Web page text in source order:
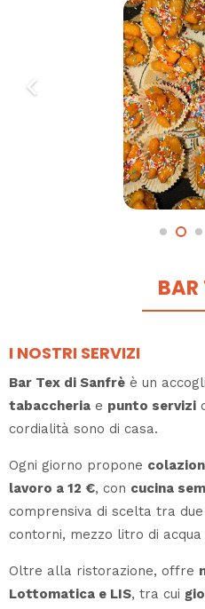
BAR
I NOSTRI SERVIZI
Bar Tex di Sanfrè è un
tabaccheria e punto servizi
cordialità sono di casa.
Ogni giorno propone
lavoro a 12 €, con cucina
comprensiva di scelta tra
contorni, mezzo litro di
Oltre alla ristorazione, offre
Lottomatica e LIS, tra cui